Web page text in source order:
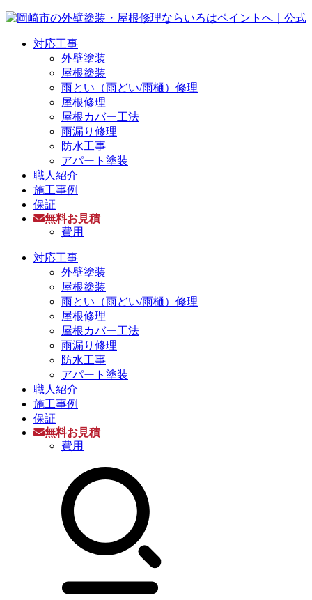
対応工事
外壁塗装
屋根塗装
雨とい（雨どい/雨樋）修理
屋根修理
屋根カバー工法
雨漏り修理
防水工事
アパート塗装
職人紹介
施工事例
保証
無料お見積
費用
対応工事
外壁塗装
屋根塗装
雨とい（雨どい/雨樋）修理
屋根修理
屋根カバー工法
雨漏り修理
防水工事
アパート塗装
職人紹介
施工事例
保証
無料お見積
費用